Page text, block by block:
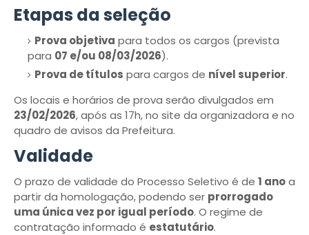
Etapas da seleção
Prova objetiva para todos os cargos (prevista
para 07 e/ou 08/03/2026).
Prova de títulos para cargos de nível superior.
Os locais e horários de prova serão divulgados em
23/02/2026, após as 17h, no site da organizadora e no
quadro de avisos da Prefeitura.
Validade
O prazo de validade do Processo Seletivo é de 1 anoa
partir da homologação, podendo ser prorrogado
uma única vez por igual período. O regime de
contratação informado é estatutário.